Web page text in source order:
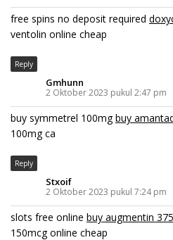
free spins no deposit required
ventolin online cheap
Reply
Gmhunn
2 Oktober 2023 pukul 2:47 pm
buy symmetrel 100mgbuy
100mg ca
Reply
Stxoif
2 Oktober 2023 pukul 7:24 pm
slots free online buy augmentin
150mcg online cheap